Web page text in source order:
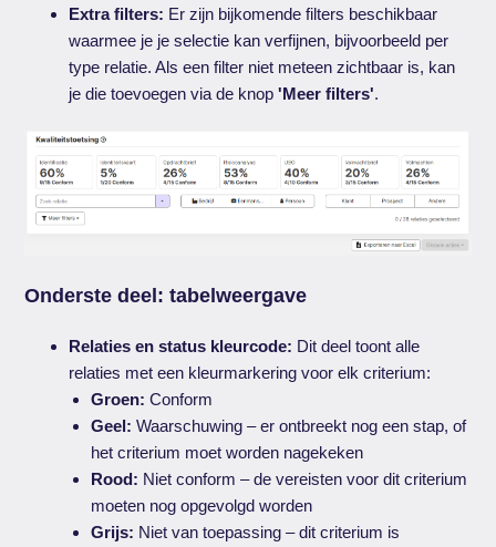
Extra filters: Er zijn bijkomende filters beschikbaar
waarmee je je selectie kan verfijnen, bijvoorbeeld per
type relatie. Als een filter niet meteen zichtbaar is, kan
je die toevoegen via de knop'Meer filters'.
Onderste deel: tabelweergave
Relaties en status kleurcode: Dit deel toont alle
relaties met een kleurmarkering voor elk criterium:
Groen: Conform
Geel: Waarschuwing – er ontbreekt nog een stap, of
het criterium moet worden nagekeken
Rood: Niet conform – de vereisten voor dit criterium
moeten nog opgevolgd worden
Grijs: Niet van toepassing – dit criterium is